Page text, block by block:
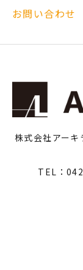
お問い合わせ
株式会社アー
TEL：